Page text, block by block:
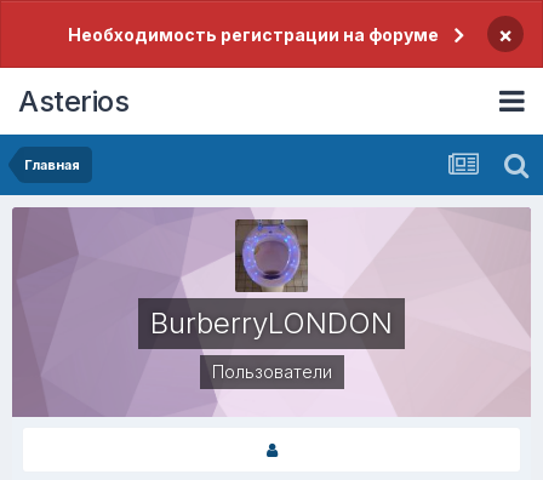
Необходимость регистрации на форуме ×
Asterios
Главная
BurberryLONDON
Пользователи